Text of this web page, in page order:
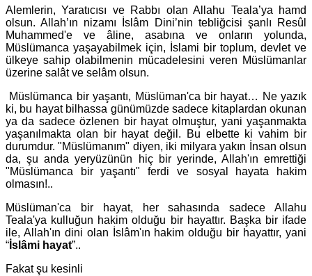
Alemlerin, Yaratıcısı ve Rabbı olan Allahu Teala’ya hamd
olsun. Allah’ın nizamı İslâm Dini’nin tebliğcisi şanlı Resûl
Muhammed'e ve âline, asabına ve onların yolunda,
Müslümanca yaşayabilmek için, İslami bir toplum, devlet ve
ülkeye sahip olabilmenin mücadelesini veren Müslümanlar
üzerine salât ve selâm olsun.
Müslümanca bir yaşantı, Müslüman'ca bir hayat… Ne yazık
ki, bu hayat bilhassa günümüzde sadece kitaplardan okunan
ya da sadece özlenen bir hayat olmuştur, yani yaşanmakta
yaşanılmakta olan bir hayat değil. Bu elbette ki vahim bir
durumdur. "Müslümanım" diyen, iki milyara yakın İnsan olsun
da, şu anda yeryüzünün hiç bir yerinde, Allah'ın emrettiği
"Müslümanca bir yaşantı" ferdi ve sosyal hayata hakim
olmasın!..
Müslüman'ca bir hayat, her sahasında sadece Allahu
Teala'ya kulluğun hakim olduğu bir hayattır. Başka bir ifade
ile, Allah'ın dini olan İslâm'ın hakim olduğu bir hayattır, yani
“ İslâmi hayat”..
Fakat şu kesinli